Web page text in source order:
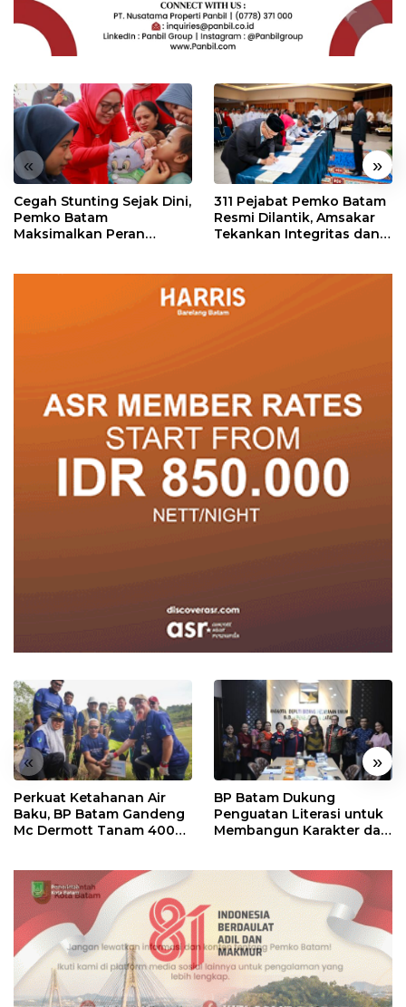
« »
Cegah Stunting Sejak Dini,
Pemko Batam
Maksimalkan Peran
311 Pejabat Pemko Batam
Resmi Dilantik, Amsakar
Tekankan Integritas dan
« »
Perkuat Ketahanan Air
Baku, BP Batam Gandeng
Mc Dermott Tanam 400
BP Batam Dukung
Penguatan Literasi untuk
Membangun Karakter dan